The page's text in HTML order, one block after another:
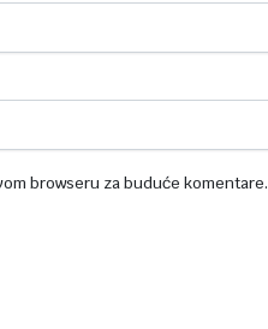
browseru za buduće komentare.